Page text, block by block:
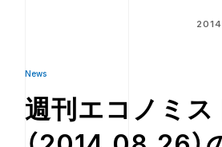
News
週刊エコノミス